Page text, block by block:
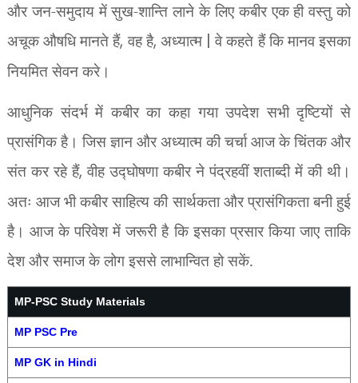
और जन-समुदाय में सुख-शान्ति लाने के लिए कबीर एक ही वस्तु को
अचूक औषधि मानते हैं, वह है, अध्यात्म |वे कहते हैं कि मानव इसका
नियमित सेवन करे।
आधुनिक संदर्भ में कबीर का कहा गया उपदेश सभी दृष्टियों से
प्रासंगिक है। जिस ज्ञान और अध्यात्म की चर्चा आज के चिंतक और
संत कर रहे हैं, वीह उद्घोषणा कबीर ने पंद्रहवीं शताब्दी में की थी।
अतः आज भी कबीर साहित्य की सार्थकता और प्रासंगिकता बनी हुई
है। आज के परिवेश में जरूरी है कि इसका प्रसार किया जाए ताकि
देश और समाज के लोग इससे लाभान्वित हो सकें.
MP-PSC Study Materials
MP PSC Pre
MP GK in Hindi